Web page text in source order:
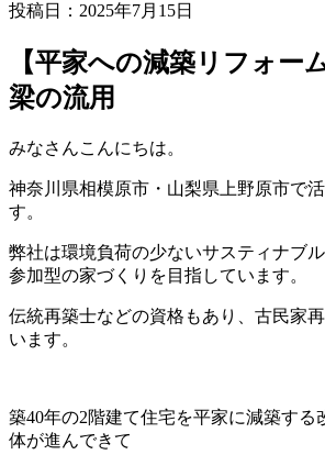
投稿日：2025年7月15日
【平家への減築リフォ
梁の流用
みなさんこんにちは。
神奈川県相模原市・山梨県上野原市で
す。
弊社は環境負荷の少ないサスティナブ
参加型の家づくりを目指しています。
伝統再築士などの資格もあり、古民家
います。
築40年の2階建て住宅を平家に減築する
体が進んできて